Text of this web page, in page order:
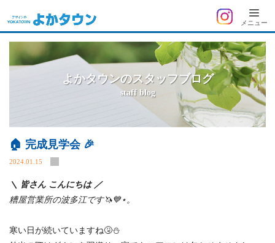
よ
か
ウ
メニュー
よかタウンのスタッフブログ
staff blog
🏠 完成見学会 🎉
2024.01.15
＼ 皆さん こんにちは ／
糟屋営業所の波多江です🦄💙⋆。
寒い日が続いていますね🤧⛄